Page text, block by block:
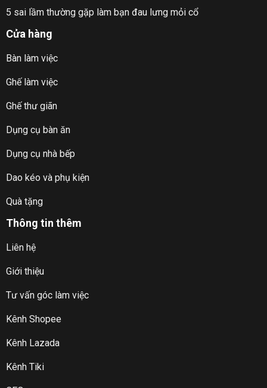
5 sai lầm thường gặp làm bạn đau lưng mỏi cổ
Cửa hàng
Bàn làm việc
Ghế làm việc
Ghế thư giãn
Dụng cụ bàn ăn
Dụng cụ nhà bếp
Dao kéo và phụ kiện
Quà tặng
Thông tin thêm
Liên hệ
Giới thiệu
Tư vấn góc làm việc
Kênh Shopee
Kênh Lazada
Kênh Tiki